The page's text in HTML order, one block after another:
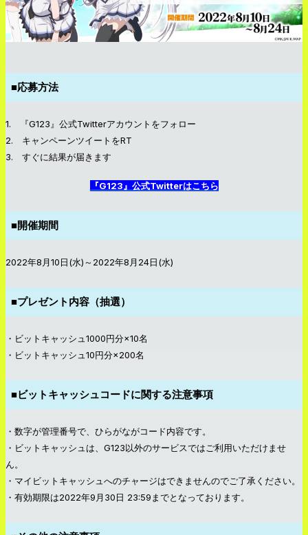
■応募方法
1. 『G123』公式Twitterアカウントをフォロー
2. キャンペーンツイートをRT
3. すぐに結果が届きます
『G123』公式Twitterはこちら
■開催期間
2022年8月10日(水)～2022年8月24日(水)
■プレゼント内容（抽選）
・ビットキャッシュ1000円分×10名
・ビットキャッシュ10円分×200名
■ビットキャッシュコードに関する注意事項
・数字が管理番号で、ひらがながコード内容です。
・ビットキャッシュは、G123以外のサービスではご利用いただけませ
ん。
・マイビットキャッシュへのチャージはできませんのでご了承ください。
・有効期限は2022年9月30日 23:59までとなっております。